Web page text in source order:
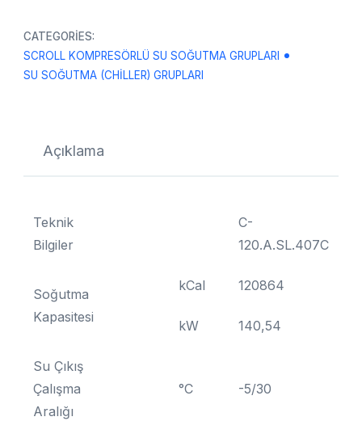
CATEGORIES:
SCROLL KOMPRESÖRLÜ SU SOĞUTMA GRUPLARI
SU SOĞUTMA (CHILLER) GRUPLARI
Açıklama
Teknik
Bilgiler
C-
120.A.SL.407C
Soğutma
Kapasitesi
kCal 120864
kW 140,54
Su Çıkış
Çalışma
Aralığı
°C -5/30